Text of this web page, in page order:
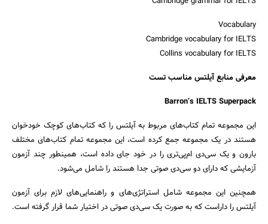
Vocabulary
Cambridge vocabulary for IELTS
Collins vocabulary for IELTS
معرفی منابع آیلتس مناسب تست
Barron’s IELTS Superpack
این مجموعه تمام کتاب‌های مربوط به آیلتس را که کتاب‌های کوچک خودخوان
هستند در یک مجموعه جمع کرده است، این مجموعه تمام کتاب‌های مختلف
بارون و یک سی‌دی ام‌پی‌تری را در خود جای داده است، همینطور چند آزمون
آزمایشی که دارای دو سی‌دی صوتی جدا هستند را شامل می‌شود.
همچنین این مجموعه شامل استراتژی‌های و راهنمایی‌های لازم برای آزمون
آیلتس را داراست که به صورت یک سی‌دی صوتی در اختیار شما قرار گرفته است.